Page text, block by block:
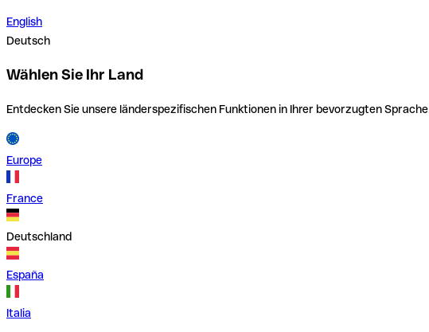
English
Deutsch
Wählen Sie Ihr Land
Entdecken Sie unsere länderspezifischen Funktionen in Ihrer bevorzugten
Europe
France
Deutschland
España
Italia